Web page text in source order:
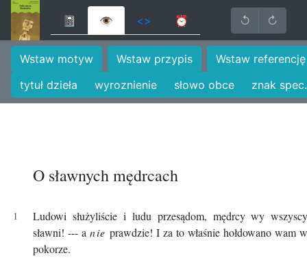
📓 👁 <> ⏰ ↺ ↻
Wstaw motyw Wstaw przypis
Wstaw referencję
tytuł dzieła
wyroznienie słowo obce znak spec.
O sławnych mędrcach
Ludowi służyliście i ludu przesądom, mędrcy wy
sławni! --- anie prawdzie! I za to właśnie hołdowano wam
pokorze.